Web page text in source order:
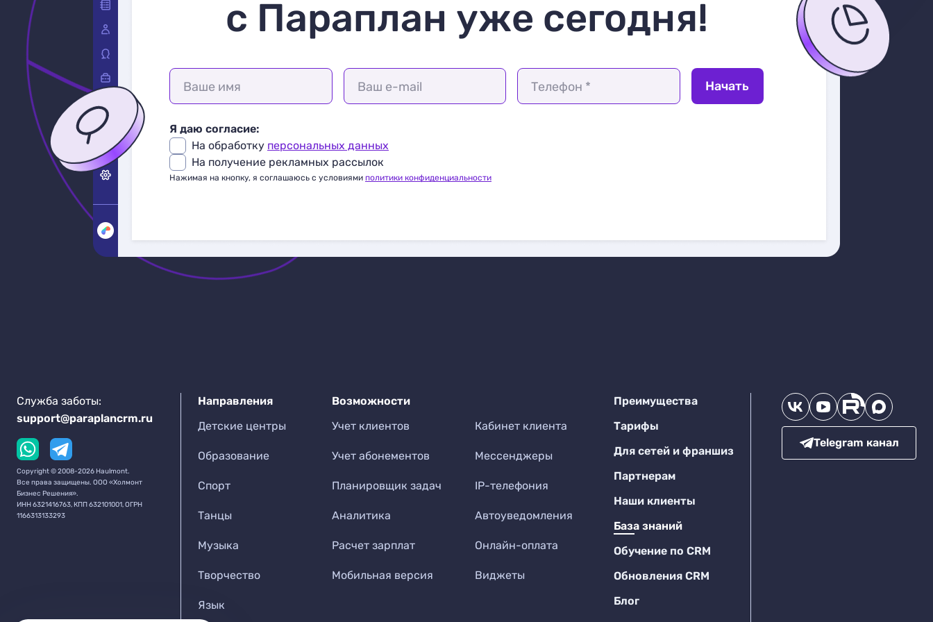
с Параплан уже сегодня!
Ваше имя Ваш e-mail Телефон * Начать
Я даю согласие:
На обработку персональных данных
На получение рекламных рассылок
Нажимая на кнопку, я соглашаюсь с условиями политики конфиденциальности
Служба заботы:
support@paraplancrm.ru
Copyright © 2008-2026 Haulmont.
Все права защищены. ООО «Холмонт
Бизнес Решения».
ИНН 6321416763, КПП 632101001, ОГРН
1166313133293
Направления
Детские центры
Образование
Спорт
Танцы
Музыка
Творчество
Язык
Возможности
Учет клиентов
Учет абонементов
Планировщик задач
Аналитика
Расчет зарплат
Мобильная версия
Кабинет клиента
Мессенджеры
IP-телефония
Автоуведомления
Онлайн-оплата
Виджеты
Преимущества
Тарифы
Для сетей и франшиз
Партнерам
Наши клиенты
База знаний
Обучение по CRM
Обновления CRM
Блог
Telegram канал